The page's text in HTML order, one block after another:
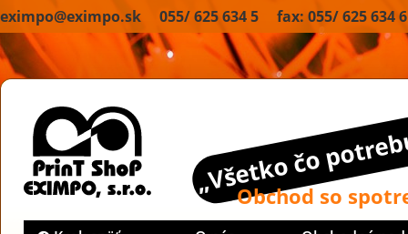
eximpo@eximpo.sk 055/ 625 634 5 fax: 055/ 625 634 6
„Všetko čo
Obchod so